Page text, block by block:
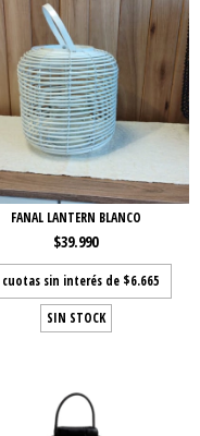
FANAL LANTERN BLANCO
$39.990
cuotas sin interés de $6.665
SIN STOCK